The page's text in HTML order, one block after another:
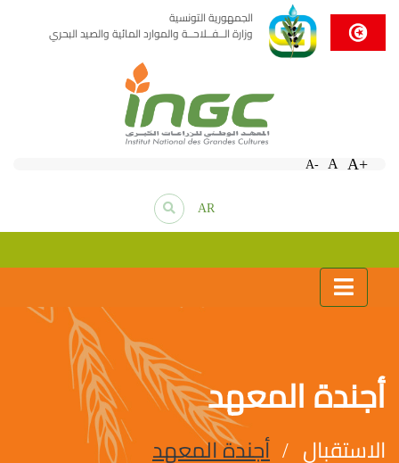
الجمهورية التونسية
وزارة الــفــلاحــة والموارد المائية والصيد البحري
A- A A+
AR
أجندة المعهد
الاستقبال أجندة المعهد